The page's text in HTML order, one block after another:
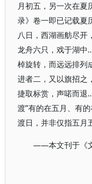
月初五，另一次在夏
录》卷一即已记载夏
八日，西湖画舫尽开
龙舟六只，戏于湖
棹旋转，而远远排列
进者二，又以旗招之
捷取标赏，声喏而退
渡”有的在五月、有
渡日，并非仅指五月
——本文刊于《